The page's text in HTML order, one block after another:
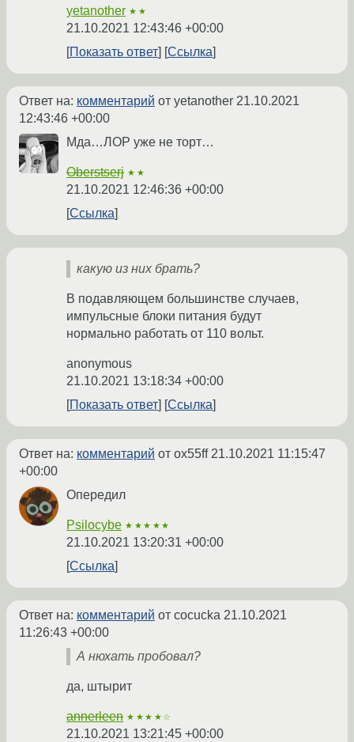
yetanother ★★
21.10.2021 12:43:46 +00:00
Показать ответ
Ссылка
Ответ на: комментарий от yetanother 21.10.2021
12:43:46 +00:00
Мда…ЛОР уже не торт…
Oberstserj ★★
21.10.2021 12:46:36 +00:00
Ссылка
какую из них брать?
В подавляющем большинстве случаев,
импульсные блоки питания будут
нормально работать от 110 вольт.
anonymous
21.10.2021 13:18:34 +00:00
Показать ответ
Ссылка
Ответ на: комментарий от ox55ff21.10.2021 11:15:47
+00:00
Опередил
Psilocybe ★★★★★
21.10.2021 13:20:31 +00:00
Ссылка
Ответ на: комментарий от cocucka 21.10.2021
11:26:43 +00:00
А нюхать пробовал?
да, штырит
annerleen ★★★★☆
21.10.2021 13:21:45 +00:00